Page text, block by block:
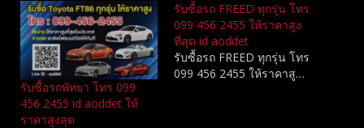
รับซื้อรถพัทยา โทร 099
456 2455 id aoddet ให้
ราคาสูงสุด
รับซื้อรถ FREED ทุกรุ่น โทร
099 456 2455 ให้ราคาสูง
ที่สุด id aoddet
รับซื้อรถ FREED ทุกรุ่น โทร
099 456 2455 ให้ราคาสู…